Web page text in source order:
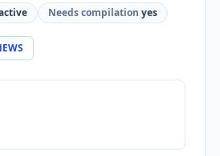
Needs compilation yes